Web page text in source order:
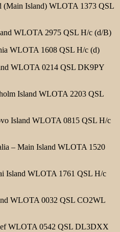
(Main Island) WLOTA 1373 QSL
WLOTA 2975 QSL H/c (d/B)
WLOTA 1608 QSL H/c (d)
WLOTA 0214 QSL DK9PY
Island WLOTA 2203 QSL
Island WLOTA 0815 QSL H/c
– Main Island WLOTA 1520
Island WLOTA 1761 QSL H/c
WLOTA 0032 QSL CO2WL
WLOTA 0542 QSL DL3DXX